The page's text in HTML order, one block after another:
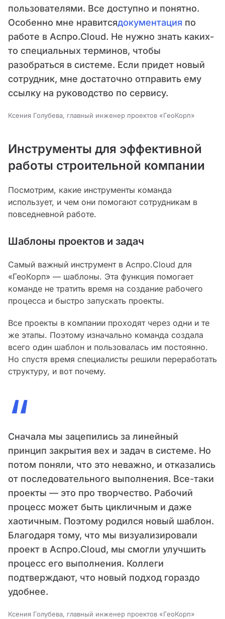
пользователями. Все доступно и понятно.
Особенно мне нравитсядокументация по
работе в Аспро.Cloud. Не нужно знать каких-
то специальных терминов, чтобы
разобраться в системе. Если придет новый
сотрудник, мне достаточно отправить ему
ссылку на руководство по сервису.
Ксения Голубева, главный инженер проектов «ГеоКорп»
Инструменты для эффективной
работы строительной компании
Посмотрим, какие инструменты команда
использует, и чем они помогают сотрудникам в
повседневной работе.
Шаблоны проектов и задач
Самый важный инструмент в Аспро.Cloud для
«ГеоКорп» — шаблоны. Эта функция помогает
команде не тратить время на создание рабочего
процесса и быстро запускать проекты.
Все проекты в компании проходят через одни и те
же этапы. Поэтому изначально команда создала
всего один шаблон и пользовалась им постоянно.
Но спустя время специалисты решили переработать
структуру, и вот почему.
“
Сначала мы зацепились за линейный
принцип закрытия вех и задач в системе. Но
потом поняли, что это неважно, и отказались
от последовательного выполнения. Все-таки
проекты — это про творчество. Рабочий
процесс может быть цикличным и даже
хаотичным. Поэтому родился новый шаблон.
Благодаря тому, что мы визуализировали
проект в Аспро.Cloud, мы смогли улучшить
процесс его выполнения. Коллеги
подтверждают, что новый подход гораздо
удобнее.
Ксения Голубева, главный инженер проектов «ГеоКорп»